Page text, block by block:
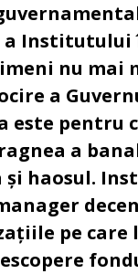
Institutului
nu mai
a
este pentru
a
haosul.
pe care